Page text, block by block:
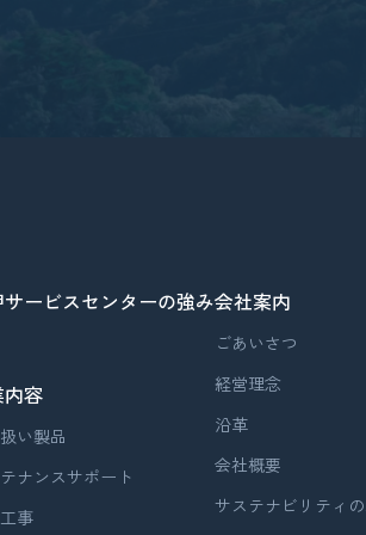
サービスセンターの強み
内容
い製品
ナンスサポート
事
会社案内
ごあいさつ
経営理念
沿革
会社概要
サステナビリティ